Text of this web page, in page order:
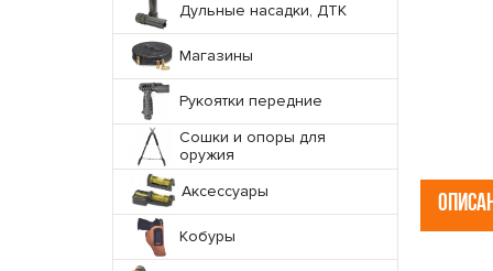
Дульные насадки, ДТК
Магазины
Рукоятки передние
Сошки и опоры для
оружия
Аксессуары
Кобуры